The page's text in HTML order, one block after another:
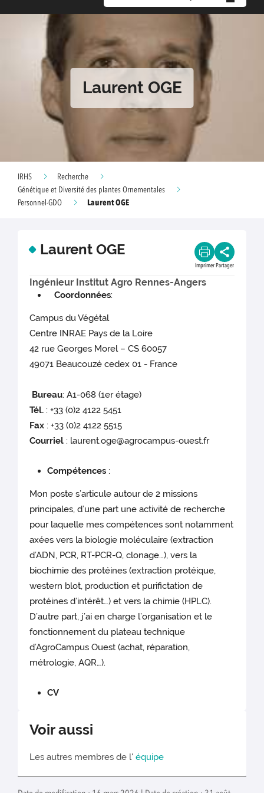
Laurent OGE
IRHS
Recherche
Génétique et Diversité des plantes Ornementales
Personnel-GDO
Laurent OGE
Laurent OGE
Imprimer Partager
Ingénieur Institut Agro Rennes-Angers
Coordonnées:
Campus du Végétal
Centre INRAE Pays de la Loire
42 rue Georges Morel – CS 60057
49071 Beaucouzé cedex 01 - France
Bureau: A1-068 (1er étage)
Tél. : +33 (0)2 4122 5451
Fax : +33 (0)2 4122 5515
Courriel : laurent.oge@agrocampus-ouest.fr
Compétences :
Mon poste s’articule autour de 2 missions
principales, d’une part une activité de recherche
pour laquelle mes compétences sont notamment
axées vers la biologie moléculaire (extraction
d’ADN, PCR, RT-PCR-Q, clonage…), vers la
biochimie des protéines (extraction protéique,
western blot, production et purifictation de
protéines d’intérêt…) et vers la chimie (HPLC).
D’autre part, j’ai en charge l’organisation et le
fonctionnement du plateau technique
d’AgroCampus Ouest (achat, réparation,
métrologie, AQR…).
CV
Voir aussi
Les autres membres de l'équipe